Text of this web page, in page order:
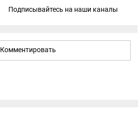
Подписывайтесь на наши каналы
Комментировать